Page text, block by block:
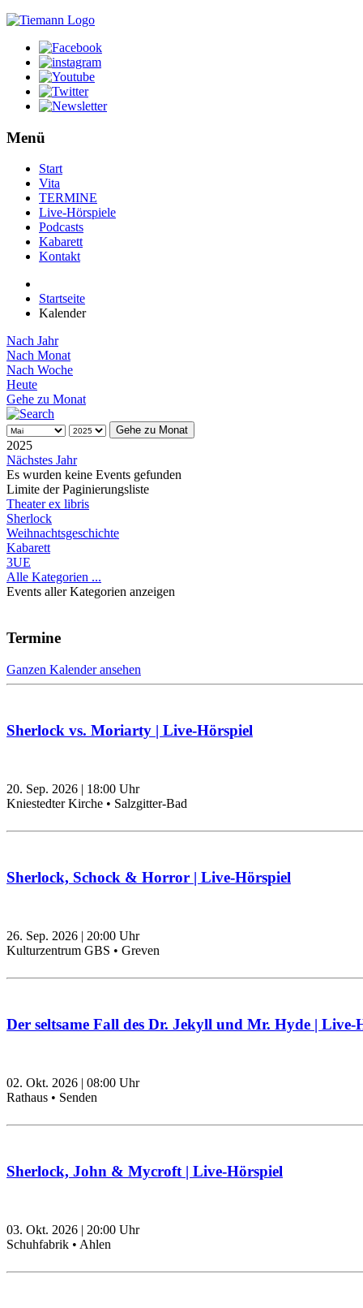
Menü
Start
Vita
TERMINE
Live-Hörspiele
Podcasts
Kabarett
Kontakt
Startseite
Kalender
Nach Jahr
Nach Monat
Nach Woche
Heute
Gehe zu Monat
Gehe zu Monat
2025
Nächstes Jahr
Es wurden keine Events gefunden
Limite der Paginierungsliste
Theater ex libris
Sherlock
Weihnachtsgeschichte
Kabarett
3UE
Alle Kategorien ...
Events aller Kategorien anzeigen
Termine
Ganzen Kalender ansehen
Sherlock vs. Moriarty | Live-Hörspiel
20. Sep. 2026 | 18:00 Uhr
Kniestedter Kirche • Salzgitter-Bad
Sherlock, Schock & Horror | Live-Hörspiel
26. Sep. 2026 | 20:00 Uhr
Kulturzentrum GBS • Greven
Der seltsame Fall des Dr. Jekyll und Mr. Hyde | Live-
02. Okt. 2026 | 08:00 Uhr
Rathaus • Senden
Sherlock, John & Mycroft | Live-Hörspiel
03. Okt. 2026 | 20:00 Uhr
Schuhfabrik • Ahlen